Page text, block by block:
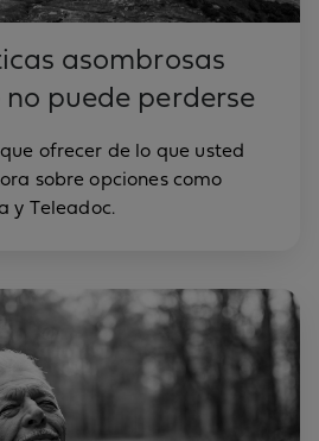
asombrosas
puede perderse
ofrecer de lo que usted
sobre opciones como
y Teleadoc.